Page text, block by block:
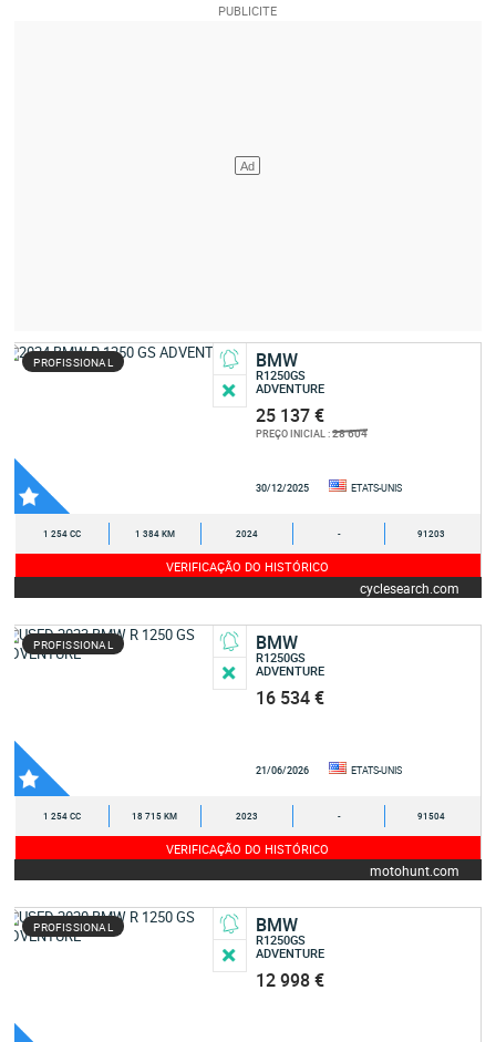
PROFISSIONAL BMW
R1250GS
ADVENTURE
25 137 €
PREÇO INICIAL :28 604
30/12/2025 ETATS-UNIS
1 254 CC 1 384 KM 2024 - 91203
VERIFICAÇÃO DO HISTÓRICO
cyclesearch.com
PROFISSIONAL BMW
R1250GS
ADVENTURE
16 534 €
21/06/2026 ETATS-UNIS
1 254 CC 18 715 KM 2023 - 91504
VERIFICAÇÃO DO HISTÓRICO
motohunt.com
PROFISSIONAL BMW
R1250GS
ADVENTURE
12 998 €